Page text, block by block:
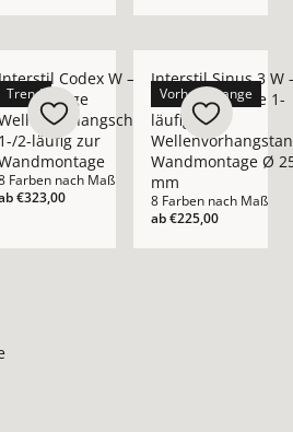
Trend
Codex W –
hochwertige
1-/2-läufig zur
Farben nach Maß
€323,00
Vorhangstange
Interstil Sinus.3 W
moderne runde 1-
läufige
Wandmontage Ø
mm
8 Farben nach Maß
ab€225,00